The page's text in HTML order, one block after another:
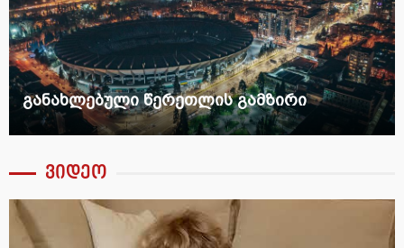
განახლებული წერეთლის გამზირი
ვიდეო